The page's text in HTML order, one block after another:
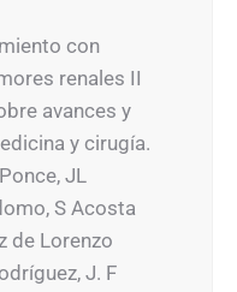
con
renales II
avances y
y cirugía.
JL
S Acosta
de Lorenzo
J. F